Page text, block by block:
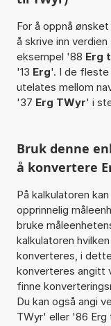
For å oppnå
å skrive inn
eksempel '88 Erg
'13 Erg'. I de
utelates mellom
'37 Erg TWyr' i
Bruk denne
å konvertere
På kalkulatoren
opprinnelig
bruke
kalkulatoren
konverteres, i
konverteres angitt
finne
Du kan også angi
TWyr' eller '86